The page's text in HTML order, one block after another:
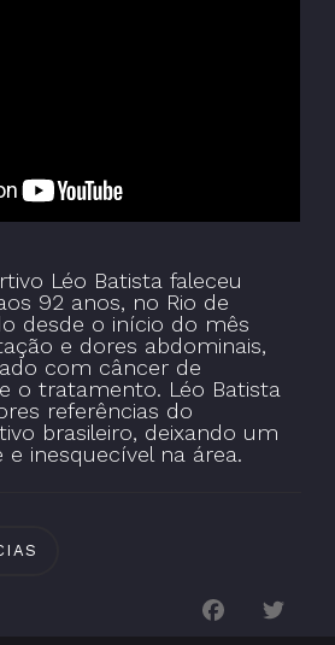
Léo Batista faleceu
92 anos, no Rio de
desde o início do mês
e dores abdominais,
com câncer de
o tratamento. Léo Batista
referências do
brasileiro, deixando um
inesquecível na área.